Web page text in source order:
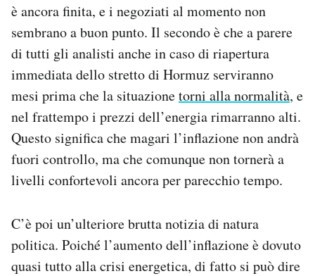
è ancora finita, e i negoziati al momento non
sembrano a buon punto. Il secondo è che a parere
di tutti gli analisti anche in caso di riapertura
immediata dello stretto di Hormuz serviranno
mesi prima che la situazionetorni alla normalità, e
nel frattempo i prezzi dell’energia rimarranno alti.
Questo significa che magari l’inflazione non andrà
fuori controllo, ma che comunque non tornerà a
livelli confortevoli ancora per parecchio tempo.
C’è poi un’ulteriore brutta notizia di natura
politica. Poiché l’aumento dell’inflazione è dovuto
quasi tutto alla crisi energetica, di fatto si può dire